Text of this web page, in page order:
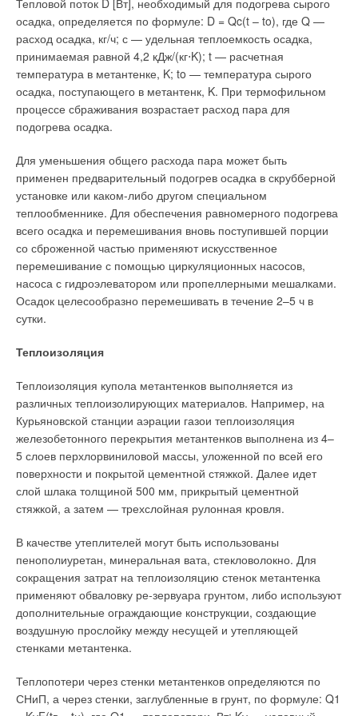
Тепловой поток D [Вт], необходимый для подогрева сырого
осадка, определяется по формуле: D = Qc(t – to), где Q —
расход осадка, кг/ч; с — удельная теплоемкость осадка,
принимаемая равной 4,2 кДж/(кг⋅K); t — расчетная
температура в метантенке, K; to — температура сырого
осадка, поступающего в метантенк, K. При термофильном
процессе сбраживания возрастает расход пара для
подогрева осадка.
Для уменьшения общего расхода пара может быть
применен предварительный подогрев осадка в скрубберной
установке или каком-либо другом специальном
теплообменнике. Для обеспечения равномерного подогрева
всего осадка и перемешивания вновь поступившей порции
со сброженной частью применяют искусственное
перемешивание с помощью циркуляционных насосов,
насоса с гидроэлеватором или пропеллерными мешалками.
Осадок целесообразно перемешивать в течение 2–5 ч в
сутки.
Теплоизоляция
Теплоизоляция купола метантенков выполняется из
различных теплоизолирующих материалов. Например, на
Курьяновской станции аэрации газои теплоизоляция
железобетонного перекрытия метантенков выполнена из 4–
5 слоев перхлорвиниловой массы, уложенной по всей его
поверхности и покрытой цементной стяжкой. Далее идет
слой шлака толщиной 500 мм, прикрытый цементной
стяжкой, а затем — трехслойная рулонная кровля.
В качестве утеплителей могут быть использованы
пенополиуретан, минеральная вата, стекловолокно. Для
сокращения затрат на теплоизоляцию стенок метантенка
применяют обваловку ре-зервуара грунтом, либо используют
дополнительные ограждающие конструкции, создающие
воздушную прослойку между несущей и утепляющей
стенками метантенка.
Теплопотери через стенки метантенков определяются по
СНиП, а через стенки, заглубленные в грунт, по формуле: Q1